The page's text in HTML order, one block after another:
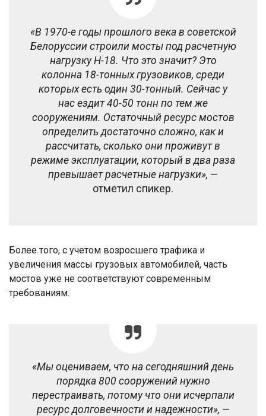
«В 1970-е годы прошлого века в советской
Белоруссии строили мосты под расчетную
нагрузку Н-18. Что это значит? Это
колонна 18-тонных грузовиков, среди
которых есть один 30-тонный. Сейчас у
нас ездит 40-50 тонн по тем же
сооружениям. Остаточный ресурс мостов
определить достаточно сложно, как и
рассчитать, сколько они проживут в
режиме эксплуатации, который в два раза
превышает расчетные нагрузки», —
отметил спикер.
Более того, с учетом возросшего трафика и
увеличения массы грузовых автомобилей, часть
мостов уже не соответствуют современным
требованиям.
«Мы оцениваем, что на сегодняшний день
порядка 800 сооружений нужно
перестраивать, потому что они исчерпали
ресурс долговечности и надежности», —